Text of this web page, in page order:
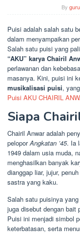
By
Puisi adalah salah satu
dalam menyampaikan
Salah satu puisi yang
“AKU” karya Chairil
perlawanan dan
masanya. Kini, puisi ini
musikalisasi puisi,
Puisi AKU CHAIRIL
Siapa
Chairil Anwar adalah
peloporAngkatan ’45. Ia
1949 dalam usia muda,
menghasilkan banyak
dianggap liar, jujur,
sastra yang kaku.
Salah satu puisinya
juga disebut dengan bait
Puisi ini menjadi simbol
keterbatasan, serta